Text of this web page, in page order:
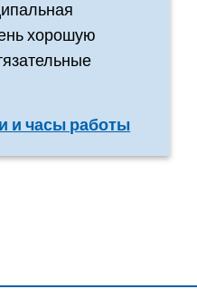
хорошую
и часы работы